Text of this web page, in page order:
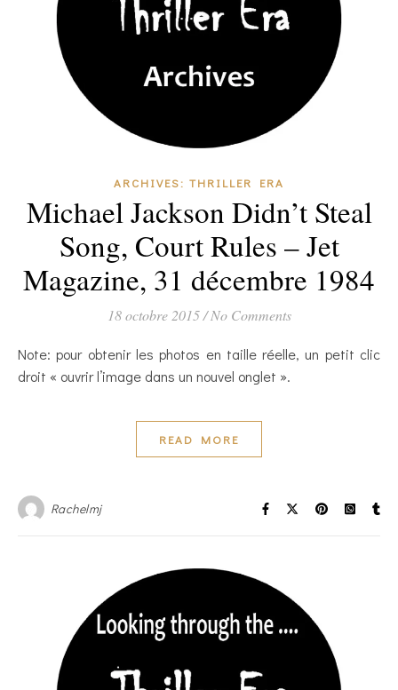
ARCHIVES: THRILLER ERA
Michael Jackson Didn’t Steal
Song, Court Rules – Jet
Magazine, 31 décembre 1984
18 octobre 2015 / No Comments
Note: pour obtenir les photos en taille réelle, un petit clic
droit « ouvrir l’image dans un nouvel onglet ».
READ MORE
Rachelmj